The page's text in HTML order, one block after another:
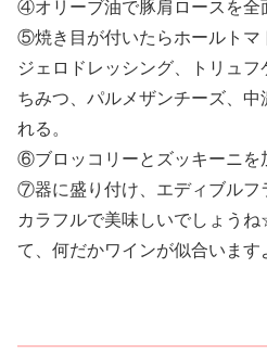
④オリーブ油で豚肩ロースを全
⑤焼き目が付いたらホールトマ
ジェロドレッシング、トリュ
ちみつ、パルメザンチーズ、中
れる。
⑥ブロッコリーとズッキーニを
⑦器に盛り付け、エディブルフ
カラフルで美味しいでしょう
て、何だかワインが似合いま